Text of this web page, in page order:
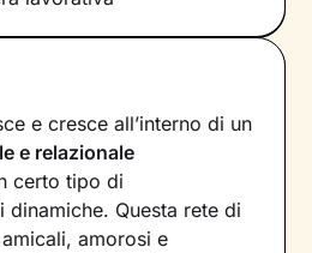
e cresce all’interno di un
e relazionale
certo tipo di
Questa rete di
amorosi e